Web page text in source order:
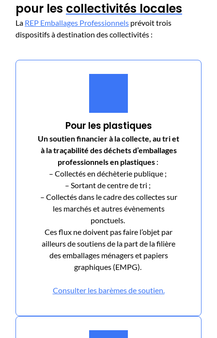
pour les collectivités locales
La REP Emballages Professionnels prévoit trois
dispositifs à destination des collectivités :
Pour les plastiques
Un soutien financier à la collecte, au tri et
à la traçabilité des déchets d’emballages
professionnels en plastiques:
– Collectés en déchèterie publique ;
– Sortant de centre de tri ;
– Collectés dans le cadre des collectes sur
les marchés et autres évènements
ponctuels.
Ces flux ne doivent pas faire l’objet par
ailleurs de soutiens de la part de la filière
des emballages ménagers et papiers
graphiques (EMPG).
Consulter les barèmes de soutien.